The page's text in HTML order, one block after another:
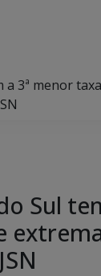
3ª menor
Sul